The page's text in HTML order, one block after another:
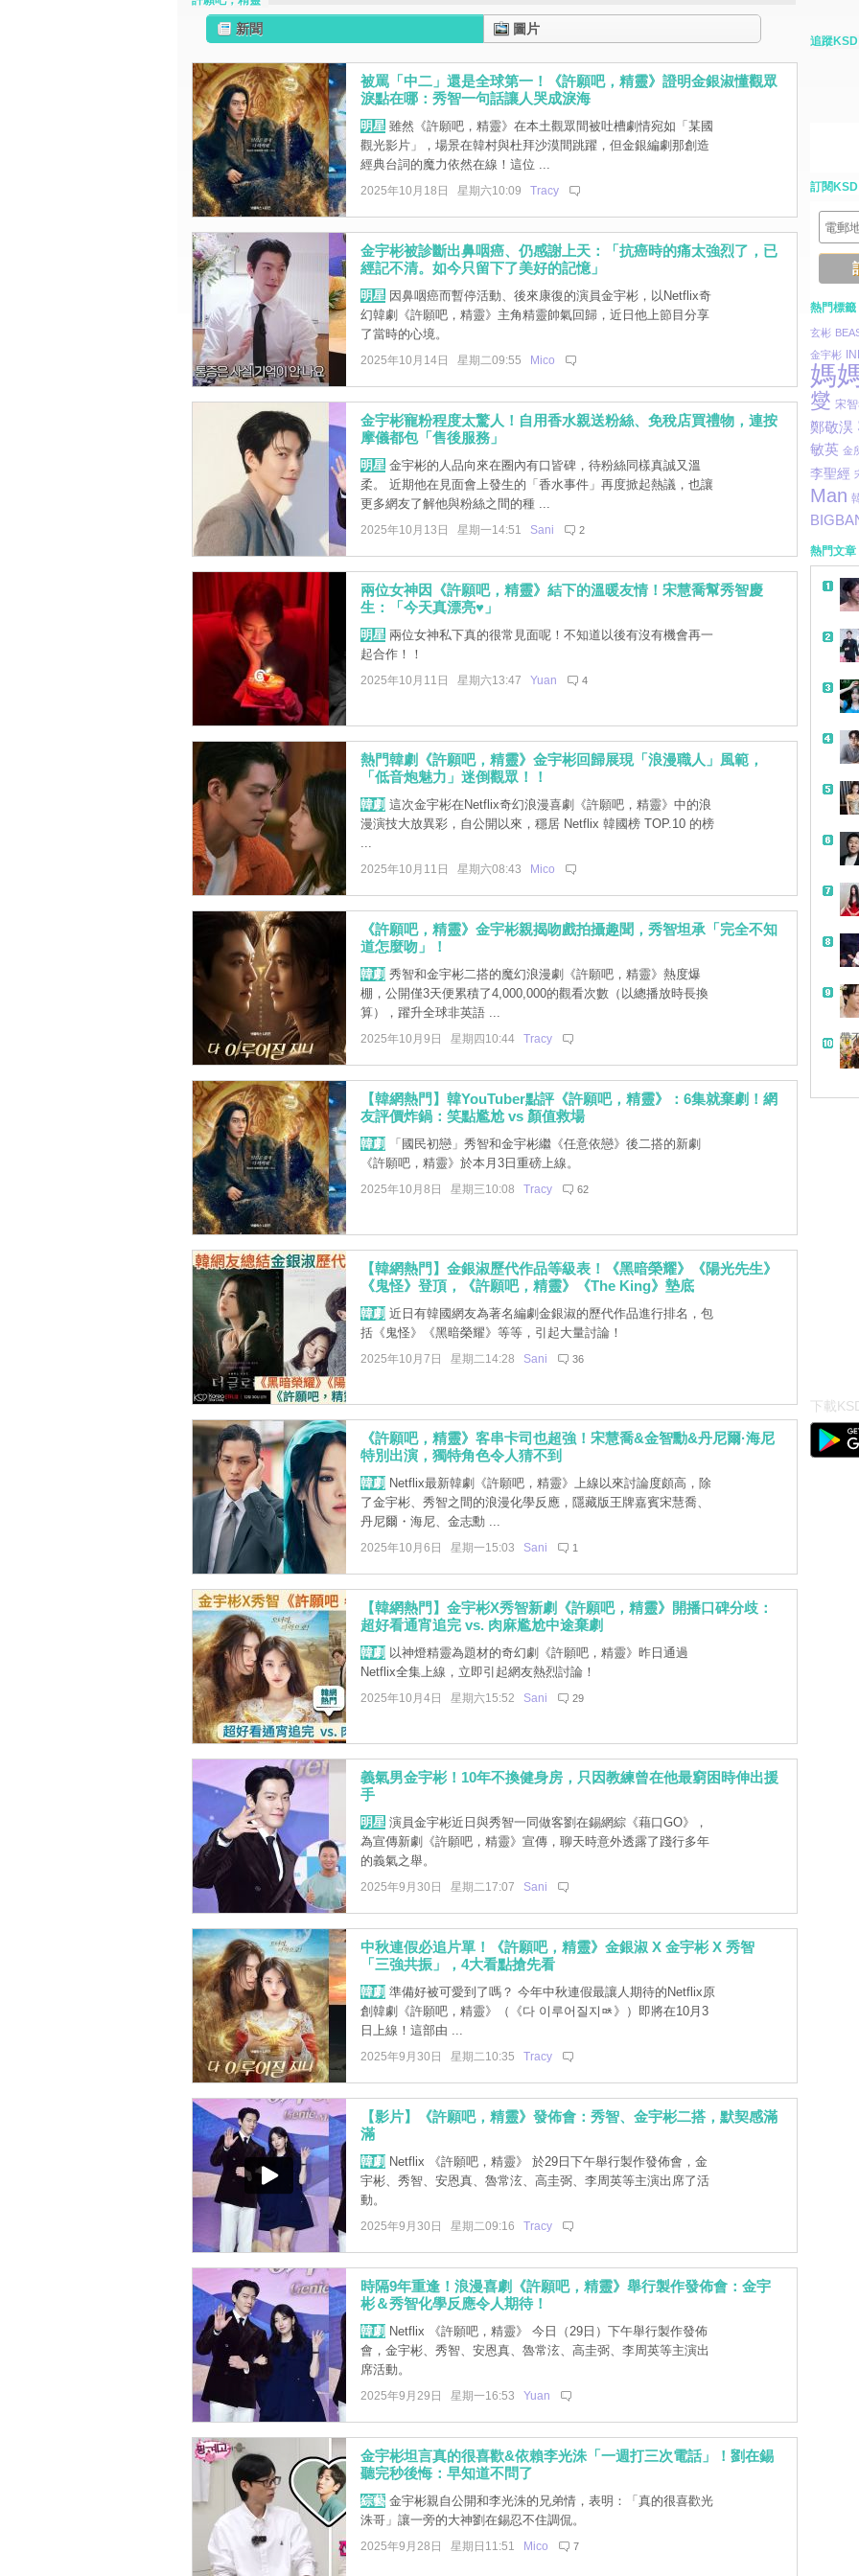
新聞 圖片
被罵「中二」還是全球第一！《許願吧，精靈》證明金銀淑懂觀眾
淚點在哪：秀智一句話讓人哭成淚海
明星雖然《許願吧，精靈》在本土觀眾間被吐槽劇情宛如「某國
觀光影片」，場景在韓村與杜拜沙漠間跳躍，但金銀編劇那創造
經典台詞的魔力依然在線！這位 ...
2025年10月18日 星期六10:09 Tracy
金宇彬被診斷出鼻咽癌、仍感謝上天：「抗癌時的痛太強烈了，已
經記不清。如今只留下了美好的記憶」
明星因鼻咽癌而暫停活動、後來康復的演員金宇彬，以Netflix奇
幻韓劇《許願吧，精靈》主角精靈帥氣回歸，近日他上節目分享
了當時的心境。
2025年10月14日 星期二09:55 Mico
金宇彬寵粉程度太驚人！自用香水親送粉絲、免稅店買禮物，連按
摩儀都包「售後服務」
明星金宇彬的人品向來在圈內有口皆碑，待粉絲同樣真誠又溫
柔。 近期他在見面會上發生的「香水事件」再度掀起熱議，也讓
更多網友了解他與粉絲之間的種 ...
2025年10月13日 星期一14:51 Sani 2
兩位女神因《許願吧，精靈》結下的溫暖友情！宋慧喬幫秀智慶
生：「今天真漂亮♥」
明星兩位女神私下真的很常見面呢！不知道以後有沒有機會再一
起合作！！
2025年10月11日 星期六13:47 Yuan 4
熱門韓劇《許願吧，精靈》金宇彬回歸展現「浪漫職人」風範，
「低音炮魅力」迷倒觀眾！！
韓劇 這次金宇彬在Netflix奇幻浪漫喜劇《許願吧，精靈》中的浪
漫演技大放異彩，自公開以來，穩居 Netflix 韓國榜 TOP.10 的榜
...
2025年10月11日 星期六08:43 Mico
《許願吧，精靈》金宇彬親揭吻戲拍攝趣聞，秀智坦承「完全不知
道怎麼吻」！
韓劇 秀智和金宇彬二搭的魔幻浪漫劇《許願吧，精靈》熱度爆
棚，公開僅3天便累積了4,000,000的觀看次數（以總播放時長換
算），躍升全球非英語 ...
2025年10月9日 星期四10:44 Tracy
【韓網熱門】韓YouTuber點評《許願吧，精靈》：6集就棄劇！網
友評價炸鍋：笑點尷尬 vs 顏值救場
韓劇 「國民初戀」秀智和金宇彬繼《任意依戀》後二搭的新劇
《許願吧，精靈》於本月3日重磅上線。
2025年10月8日 星期三10:08 Tracy 62
【韓網熱門】金銀淑歷代作品等級表！《黑暗榮耀》《陽光先生》
《鬼怪》登頂，《許願吧，精靈》《The King》墊底
韓劇 近日有韓國網友為著名編劇金銀淑的歷代作品進行排名，包
括《鬼怪》《黑暗榮耀》等等，引起大量討論！
2025年10月7日 星期二14:28 Sani 36
《許願吧，精靈》客串卡司也超強！宋慧喬&金智勳&丹尼爾·海尼
特別出演，獨特角色令人猜不到
韓劇 Netflix最新韓劇《許願吧，精靈》上線以來討論度頗高，除
了金宇彬、秀智之間的浪漫化學反應，隱藏版王牌嘉賓宋慧喬、
丹尼爾・海尼、金志勳 ...
2025年10月6日 星期一15:03 Sani 1
【韓網熱門】金宇彬X秀智新劇《許願吧，精靈》開播口碑分歧：
超好看通宵追完 vs. 肉麻尷尬中途棄劇
韓劇 以神燈精靈為題材的奇幻劇《許願吧，精靈》昨日通過
Netflix全集上線，立即引起網友熱烈討論！
2025年10月4日 星期六15:52 Sani 29
義氣男金宇彬！10年不換健身房，只因教練曾在他最窮困時伸出援
手
明星演員金宇彬近日與秀智一同做客劉在錫網綜《藉口GO》，
為宣傳新劇《許願吧，精靈》宣傳，聊天時意外透露了踐行多年
的義氣之舉。
2025年9月30日 星期二17:07 Sani
中秋連假必追片單！《許願吧，精靈》金銀淑 X 金宇彬 X 秀智
「三強共振」，4大看點搶先看
韓劇 準備好被可愛到了嗎？ 今年中秋連假最讓人期待的Netflix原
創韓劇《許願吧，精靈》（《다 이루어질지ᇠ》）即將在10月3
日上線！這部由 ...
2025年9月30日 星期二10:35 Tracy
【影片】《許願吧，精靈》發佈會：秀智、金宇彬二搭，默契感滿
滿
韓劇 Netflix 《許願吧，精靈》 於29日下午舉行製作發佈會，金
宇彬、秀智、安恩真、魯常泫、高圭弼、李周英等主演出席了活
動。
2025年9月30日 星期二09:16 Tracy
時隔9年重逢！浪漫喜劇《許願吧，精靈》舉行製作發佈會：金宇
彬＆秀智化學反應令人期待！
韓劇 Netflix 《許願吧，精靈》 今日（29日）下午舉行製作發佈
會，金宇彬、秀智、安恩真、魯常泫、高圭弼、李周英等主演出
席活動。
2025年9月29日 星期一16:53 Yuan
金宇彬坦言真的很喜歡&依賴李光洙「一週打三次電話」！劉在錫
聽完秒後悔：早知道不問了
綜藝金宇彬親自公開和李光洙的兄弟情，表明：「真的很喜歡光
洙哥」讓一旁的大神劉在錫忍不住調侃。
2025年9月28日 星期日11:51 Mico 7
追蹤KSD
訂閱KSD
熱門標籤
玄彬
金宇彬
媽
燮 宋
鄭敬淏
敏英 金
李聖經
Man
熱門文章
帶
下載